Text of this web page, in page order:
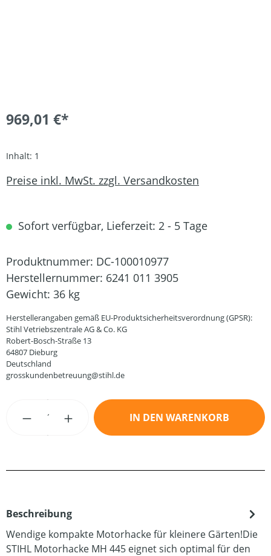
969,01 €*
Inhalt: 1
Preise inkl. MwSt. zzgl. Versandkosten
Sofort verfügbar, Lieferzeit: 2 - 5 Tage
Produktnummer: DC-100010977
Herstellernummer: 6241 011 3905
Gewicht: 36 kg
Herstellerangaben gemäß EU-Produktsicherheitsverordnung (GPSR):
Stihl Vetriebszentrale AG & Co. KG
Robert-Bosch-Straße 13
64807 Dieburg
Deutschland
grosskundenbetreuung@stihl.de
Produkt Anzahl: Gib den gewünschten
IN DEN WARENKORB
Beschreibung
Wendige kompakte Motorhacke für kleinere Gärten!Die
STIHL Motorhacke MH 445 eignet sich optimal für den